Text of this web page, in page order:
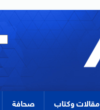
مقالات وكتاب صحافة